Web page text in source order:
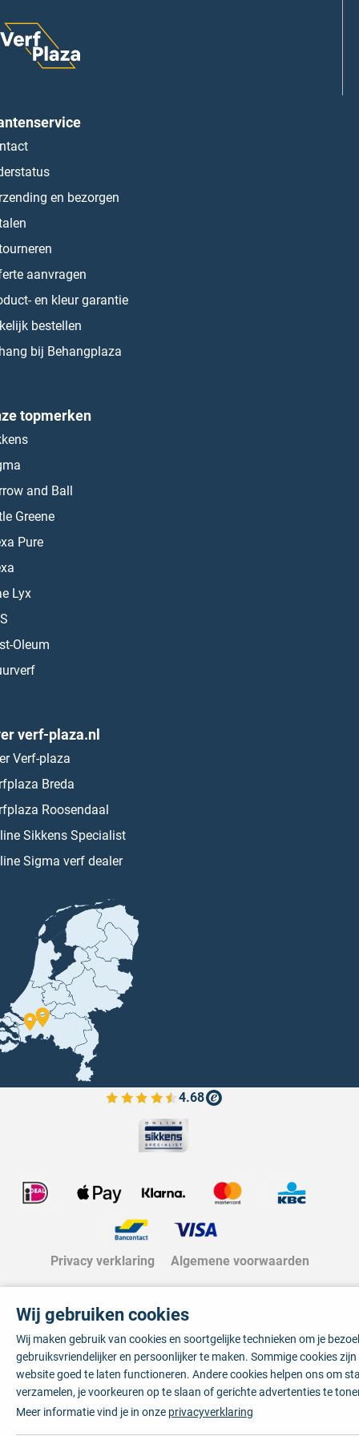
en bezorgen
aanvragen
en kleur garantie
bestellen
bij Behangplaza
topmerken
and Ball
Greene
Pure
Lyx
Oleum
verf-plaza.nl
Verf-plaza
Breda
Roosendaal
Sikkens Specialist
Sigma verf dealer
4.68
Bekijk de verfplaza beoordelingen
Privacy verklaring Algemene voorwaarden
Wij gebruiken cookies
Wij maken gebruik van cookies en soortgelijke technieken om je
gebruiksvriendelijker en persoonlijker te maken. Sommige cookies
website goed te laten functioneren. Andere cookies helpen ons om
verzamelen, je voorkeuren op te slaan of gerichte advertenties te
Meer informatie vind je in onze privacyverklaring